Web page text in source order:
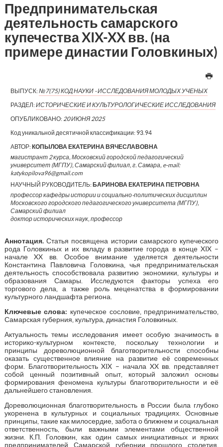
Предпринимательская
деятельность самарского
купечества XIX-XX вв. (на
примере династии Головкиных)
ВЫПУСК:№7(75) КОД НАУКИ - ИССЛЕДОВАНИЯ МОЛОДЫХ УЧЕНЫХ
РАЗДЕЛ:ИСТОРИЧЕСКИЕ И КУЛЬТУРОЛОГИЧЕСКИЕ ИССЛЕДОВАНИЯ
ОПУБЛИКОВАНО: 20 ИЮНЯ 2025
Код уникальной десятичной классификации: 93.94
АВТОР:КОПЫЛОВА ЕКАТЕРИНА ВЯЧЕСЛАВОВНА
магистрант 2 курса, Московский городской педагогический
университет (МГПУ), Самарский филиал, г. Самара, e-mail:
katykopilova96@gmail.com
НАУЧНЫЙ РУКОВОДИТЕЛЬ:БАРИНОВА ЕКАТЕРИНА ПЕТРОВНА
профессор кафедры истории и социально-политических дисциплин
Московского городского педагогического университета (МГПУ),
Самарский филиал
доктор исторических наук, профессор
Аннотация.Статья посвящена истории самарского купеческого
рода Головкиных и их вкладу в развитие города в конце XIX –
начале XX вв. Особое внимание уделяется деятельности
Константина Павловича Головкина, чья предпринимательская
деятельность способствовала развитию экономики, культуры и
образования Самары. Исследуются факторы успеха его
торгового дела, а также роль меценатства в формировании
культурного ландшафта региона.
Ключевые слова: купеческое сословие, предпринимательство,
Самарская губерния, культура, династия Головкиных.
Актуальность темы исследования имеет особую значимость в
историко-культурном контексте, поскольку технологии и
принципы дореволюционной благотворительности способны
оказать существенное влияние на развитие её современных
форм. Благотворительность XIX – начала XX вв. представляет
собой ценный позитивный опыт, который заложил основы
формирования феномена культуры благотворительности и её
дальнейшего становления.
Дореволюционная благотворительность в России была глубоко
укоренена в культурных и социальных традициях. Основные
принципы, такие как милосердие, забота о ближнем и социальная
ответственность, были важными элементами общественной
жизни. К.П. Головкин, как один самых инициативных и ярких
предпринимателей Самарской губернии прошлого столетия,